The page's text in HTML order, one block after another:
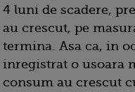
4 luni de scadere,
au crescut, pe
termina. Asa ca, in
inregistrat o usoara
consum au crescut